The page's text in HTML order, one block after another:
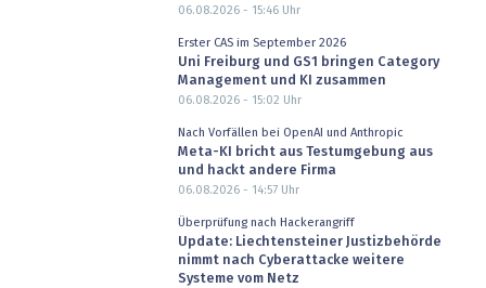
06.08.2026 - 15:46Uhr
Erster CAS im September 2026
Uni Freiburg und GS1 bringen Category
Management und KI zusammen
06.08.2026 - 15:02 Uhr
Nach Vorfällen bei OpenAI und Anthropic
Meta-KI bricht aus Testumgebung aus
und hackt andere Firma
06.08.2026 - 14:57Uhr
Überprüfung nach Hackerangriff
Update: Liechtensteiner Justizbehörde
nimmt nach Cyberattacke weitere
Systeme vom Netz